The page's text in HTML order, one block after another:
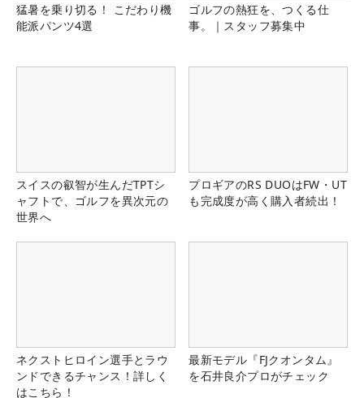
猛暑を乗り切る！ こだわり機
能派パンツ4選
ゴルフの熱狂を、つくる仕
事。｜スタッフ募集中
スイスの叡智が生んだTPTシ
ャフトで、ゴルフを異次元の
世界へ
プロギアのRS DUOはFW・UT
も完成度が高く購入者続出！
ネクストヒロイン選手とラウ
ンドできるチャンス！詳しく
はこちら！
最新モデル『FJクオンタム』
を石井良介プロがチェック